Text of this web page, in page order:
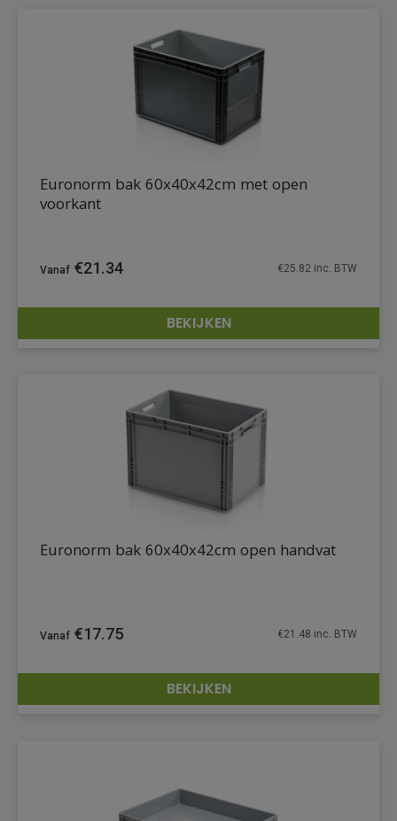
DETAILS
Euronorm bak 60x40x42cm met open
voorkant
€21.34 €25.82 inc. BTW
BEKIJKEN
DETAILS
Euronorm bak 60x40x42cm open handvat
€17.75 €21.48 inc. BTW
BEKIJKEN